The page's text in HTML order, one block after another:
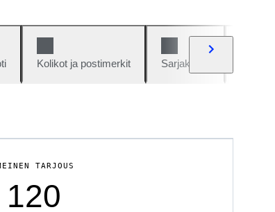
Kolikot ja postimerkit Sarjakuvat
TARJOUS